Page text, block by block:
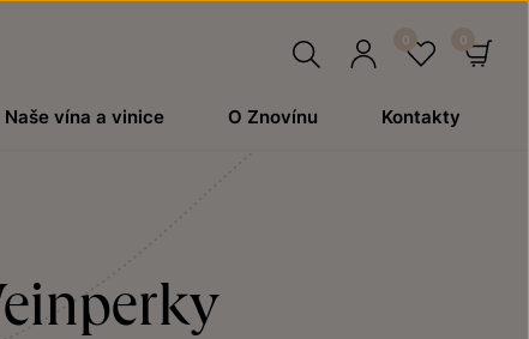
Naše vína a vinice O Znovínu Kontakty